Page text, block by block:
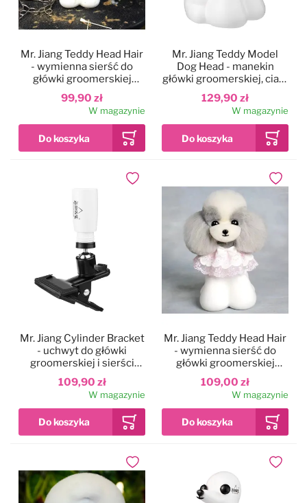
99,90 zł
Mr. Jiang Teddy Head Hair
- wymienna sierść do
główki groomerskiej
Teddy, brązowa
W magazynie
129,90 zł
Mr. Jiang Teddy Model
Dog Head - manekin
główki groomerskiej, ciało
psa
W magazynie
109,90 zł
Mr. Jiang Cylinder Bracket
- uchwyt do główki
groomerskiej i sierści
treningowej
W magazynie
Dodaj do ulubionych
109,00 zł
Mr. Jiang Teddy Head Hair
- wymienna sierść do
główki groomerskiej
Teddy, szaro-biała
W magazynie
Dodaj
Dodaj do ulubionych Dodaj